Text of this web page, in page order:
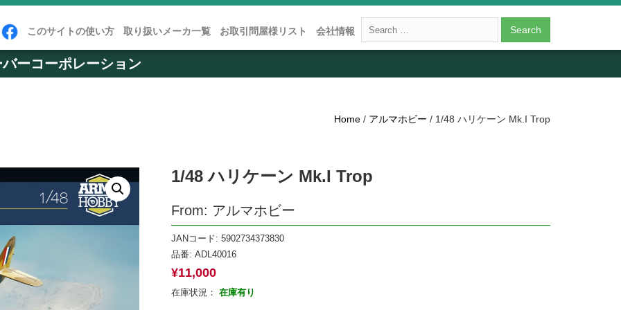
ーコーポレーション
このサイトの使い方 取り扱いメーカ一覧 お取引問屋様リスト 会社情報
Home / アルマホビー / 1/48 ハリケーン Mk.I Trop
1/48 ハリケーン Mk.I Trop
From: アルマホビー
JANコード: 5902734373830
品番: ADL40016
¥11,000
在庫状況： 在庫有り